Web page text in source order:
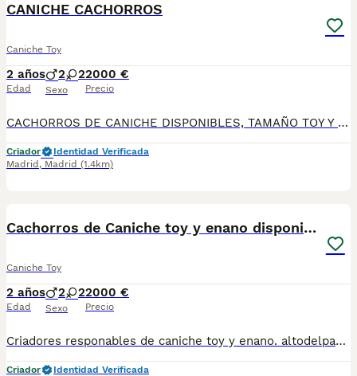
CANICHE CACHORROS
Caniche Toy
2 años
Edad
2 2
Sexo
2000 €
Precio
CACHORROS DE CANICHE DISPONIBLES, TAMAÑO TOY Y ENANO altodelpago.es tlf 679 67 30 10 instagram @altodelpago Centro profesional legal y autorizado, visitanos cualquier dia del año. Entregamos a nuestros ejemplares vacunados desparasitados con toda su documentación contrato de compravena garantía Pedimos seriedad. Contactar por llamada teléfonica para así darle una información más cercana y personal.
Criador
Identidad Verificada
Madrid , Madrid (1.4km)
Cachorros de Caniche toy y enano disponibles
Caniche Toy
2 años
Edad
2 2
Sexo
2000 €
Precio
Criadores responables de caniche toy y enano. altodelpago.es @altodelpago tlf 679 67 30 10 Contacta con nosotros para obtener una información más detallada y saber disponibilidad de nuestros ejemplares. pedimos seriedad
Criador
Identidad Verificada